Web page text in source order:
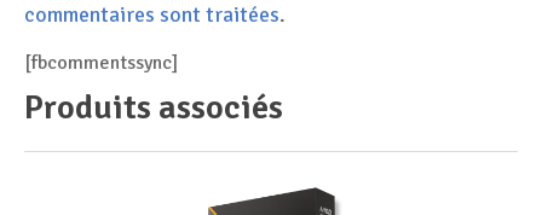
commentaires sont traitées.
[fbcommentssync]
Produits associés